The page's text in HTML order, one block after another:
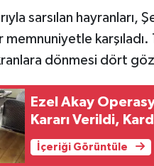
sarsılan hayranları,
dönmesi dört
Ezel Akay
Kararı Verildi,
İçeriği Görüntüle